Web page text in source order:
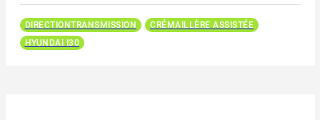
DIRECTIONTRANSMISSION
CRÉMAILLÈRE ASSISTÉE
HYUNDAI I30